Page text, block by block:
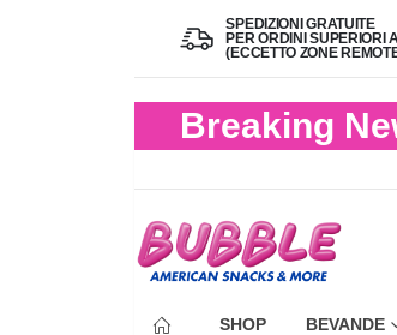
SPEDIZIONI GRATUITE
PER ORDINI SUPERIORI
(ECCETTO ZONE
Breaking
SHOP BEVANDE